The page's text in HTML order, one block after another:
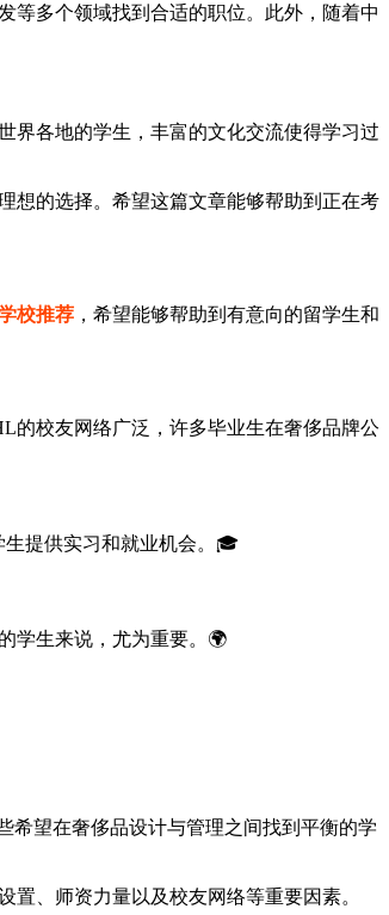
等多个领域找到合适的职位。此外，随着中
界各地的学生，丰富的文化交流使得学习过
想的选择。希望这篇文章能够帮助到正在考
校推荐 ，希望能够帮助到有意向的留学生和
的校友网络广泛，许多毕业生在奢侈品牌公
生提供实习和就业机会。🎓
学生来说，尤为重要。🌍
希望在奢侈品设计与管理之间找到平衡的学
、师资力量以及校友网络等重要因素。